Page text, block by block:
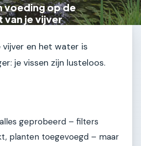
voeding op de
je vijver
vijver en het water is
je vissen zijn lusteloos.
geprobeerd – filters
planten toegevoegd – maar